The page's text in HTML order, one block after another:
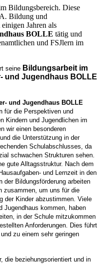
Bildungsbereich. Diese
Bildung und
Jahren als
BOLLE tätig und
und FSJlern im
seine Bildungsarbeit im
und Jugendhaus BOLLE
und Jugendhaus BOLLE
für die Perspektiven und
Kindern und Jugendlichen im
wir einen besonderen
die Unterstützung in der
Schulabschlusses, da
schwachen Strukturen sehen.
gute Alltagsstruktur. Nach dem
und Lernzeit in den
der Bildungsförderung arbeiten
zusammen, um uns für die
der Kinder abzustimmen. Viele
Jugendhaus kommen, haben
in der Schule mitzukommen
Anforderungen. Dies führt
zu einem sehr geringen
die beziehungsorientiert und in